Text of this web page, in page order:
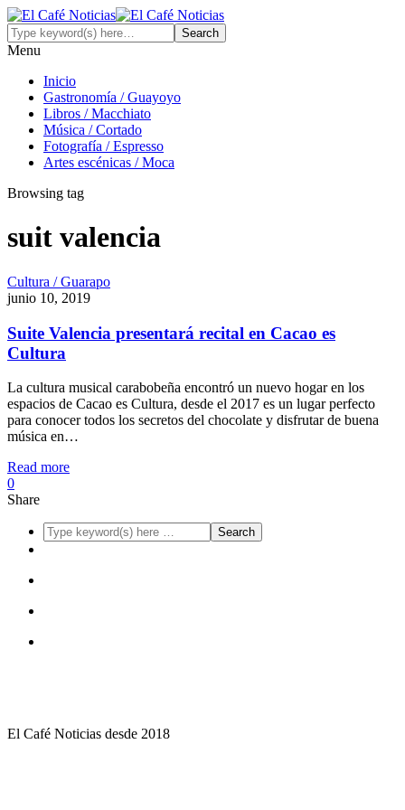
Menu
Inicio
Gastronomía / Guayoyo
Libros / Macchiato
Música / Cortado
Fotografía / Espresso
Artes escénicas / Moca
Browsing tag
suit valencia
Cultura / Guarapo
junio 10, 2019
Suite Valencia presentará recital en Cacao es
Cultura
La cultura musical carabobeña encontró un nuevo hogar en los
espacios de Cacao es Cultura, desde el 2017 es un lugar perfecto
para conocer todos los secretos del chocolate y disfrutar de buena
música en…
Read more
0
Share
El Café Noticias desde 2018